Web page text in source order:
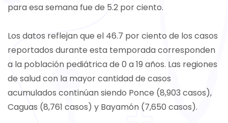
para esa semana fue de 5.2 por ciento.
Los datos reflejan que el 46.7 por ciento de los casos
reportados durante esta temporada corresponden
a la población pediátrica de 0 a 19 años. Las regiones
de salud con la mayor cantidad de casos
acumulados continúan siendo Ponce (8,903 casos),
Caguas (8,761 casos) y Bayamón (7,650 casos).